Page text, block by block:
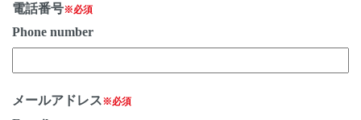
電話番号※必須
Phone number
メールアドレス※必須